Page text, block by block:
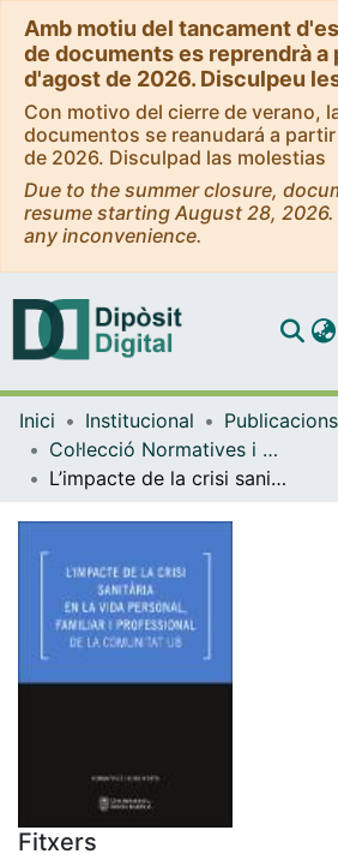
Amb motiu del tancament
de documents es reprendrà a
d'agost de 2026. Disculpeu
Con motivo del cierre de verano,
documentos se reanudará a
de 2026. Disculpad las molestias
Due to the summer closure,
resume starting August 28,
any inconvenience.
Navega
Com
Inici Institucional
Col·lecció Normatives i Documents - eBooks - (Publicacions i Edicions UB)
L’impacte de la crisi sanitària en la vida personal, familiar i professional de la UB
Fitxers